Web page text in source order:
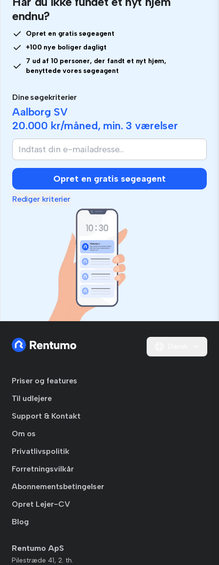
endnu?
Opret en gratis søgeagent
+100 nye boliger dagligt
7 ud af 10 personer, der fandt et nyt hjem,
benyttede vores søgeagent
Dine søgekriterier
Aalborg SV
20.000 kr/måned, min. 3 værelser
Opret en gratis søgeagent
Rediger kriterier
Priser og features
Til udlejere
Support & Kontakt
Om os
Privatlivspolitik
Forretningsvilkår
Abonnementsbetingelser
Opret Lejer-CV
Blog
Rentumo ApS
Pilestræde 41, 2. th.